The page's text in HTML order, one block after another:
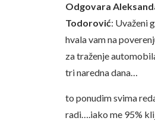
Odgovara
Todorović: Uvaženi
hvala vam na
za traženje
tri naredna dana…
to ponudim svima
radi….iako me 95%